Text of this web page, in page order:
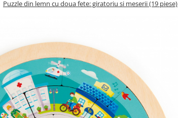
Puzzle din lemn cu doua fete: giratoriu si meserii (19 piese)